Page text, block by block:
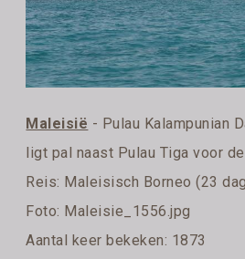
Maleisië - Pulau Kalampunian
ligt pal naast Pulau Tiga voor
Reis: Maleisisch Borneo (23
Foto: Maleisie_1556.jpg
Aantal keer bekeken: 1873